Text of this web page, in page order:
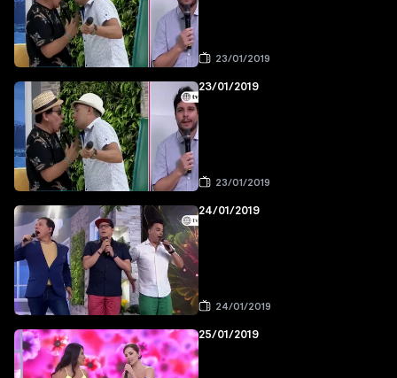
23/01/2019
23/01/2019
23/01/2019
24/01/2019
24/01/2019
25/01/2019